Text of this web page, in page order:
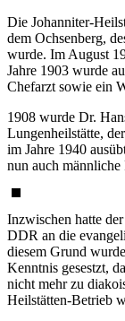
Die Johanniter-
dem Ochsenberg,
wurde. Im August
Jahre 1903 wurde
Chefarzt sowie ein
1908 wurde Dr.
Lungenheilstätte,
im Jahre 1940
nun auch männliche
Inzwischen hatte
DDR an die
diesem Grund
Kenntnis gesestzt,
nicht mehr zu
Heilstätten-Betrieb